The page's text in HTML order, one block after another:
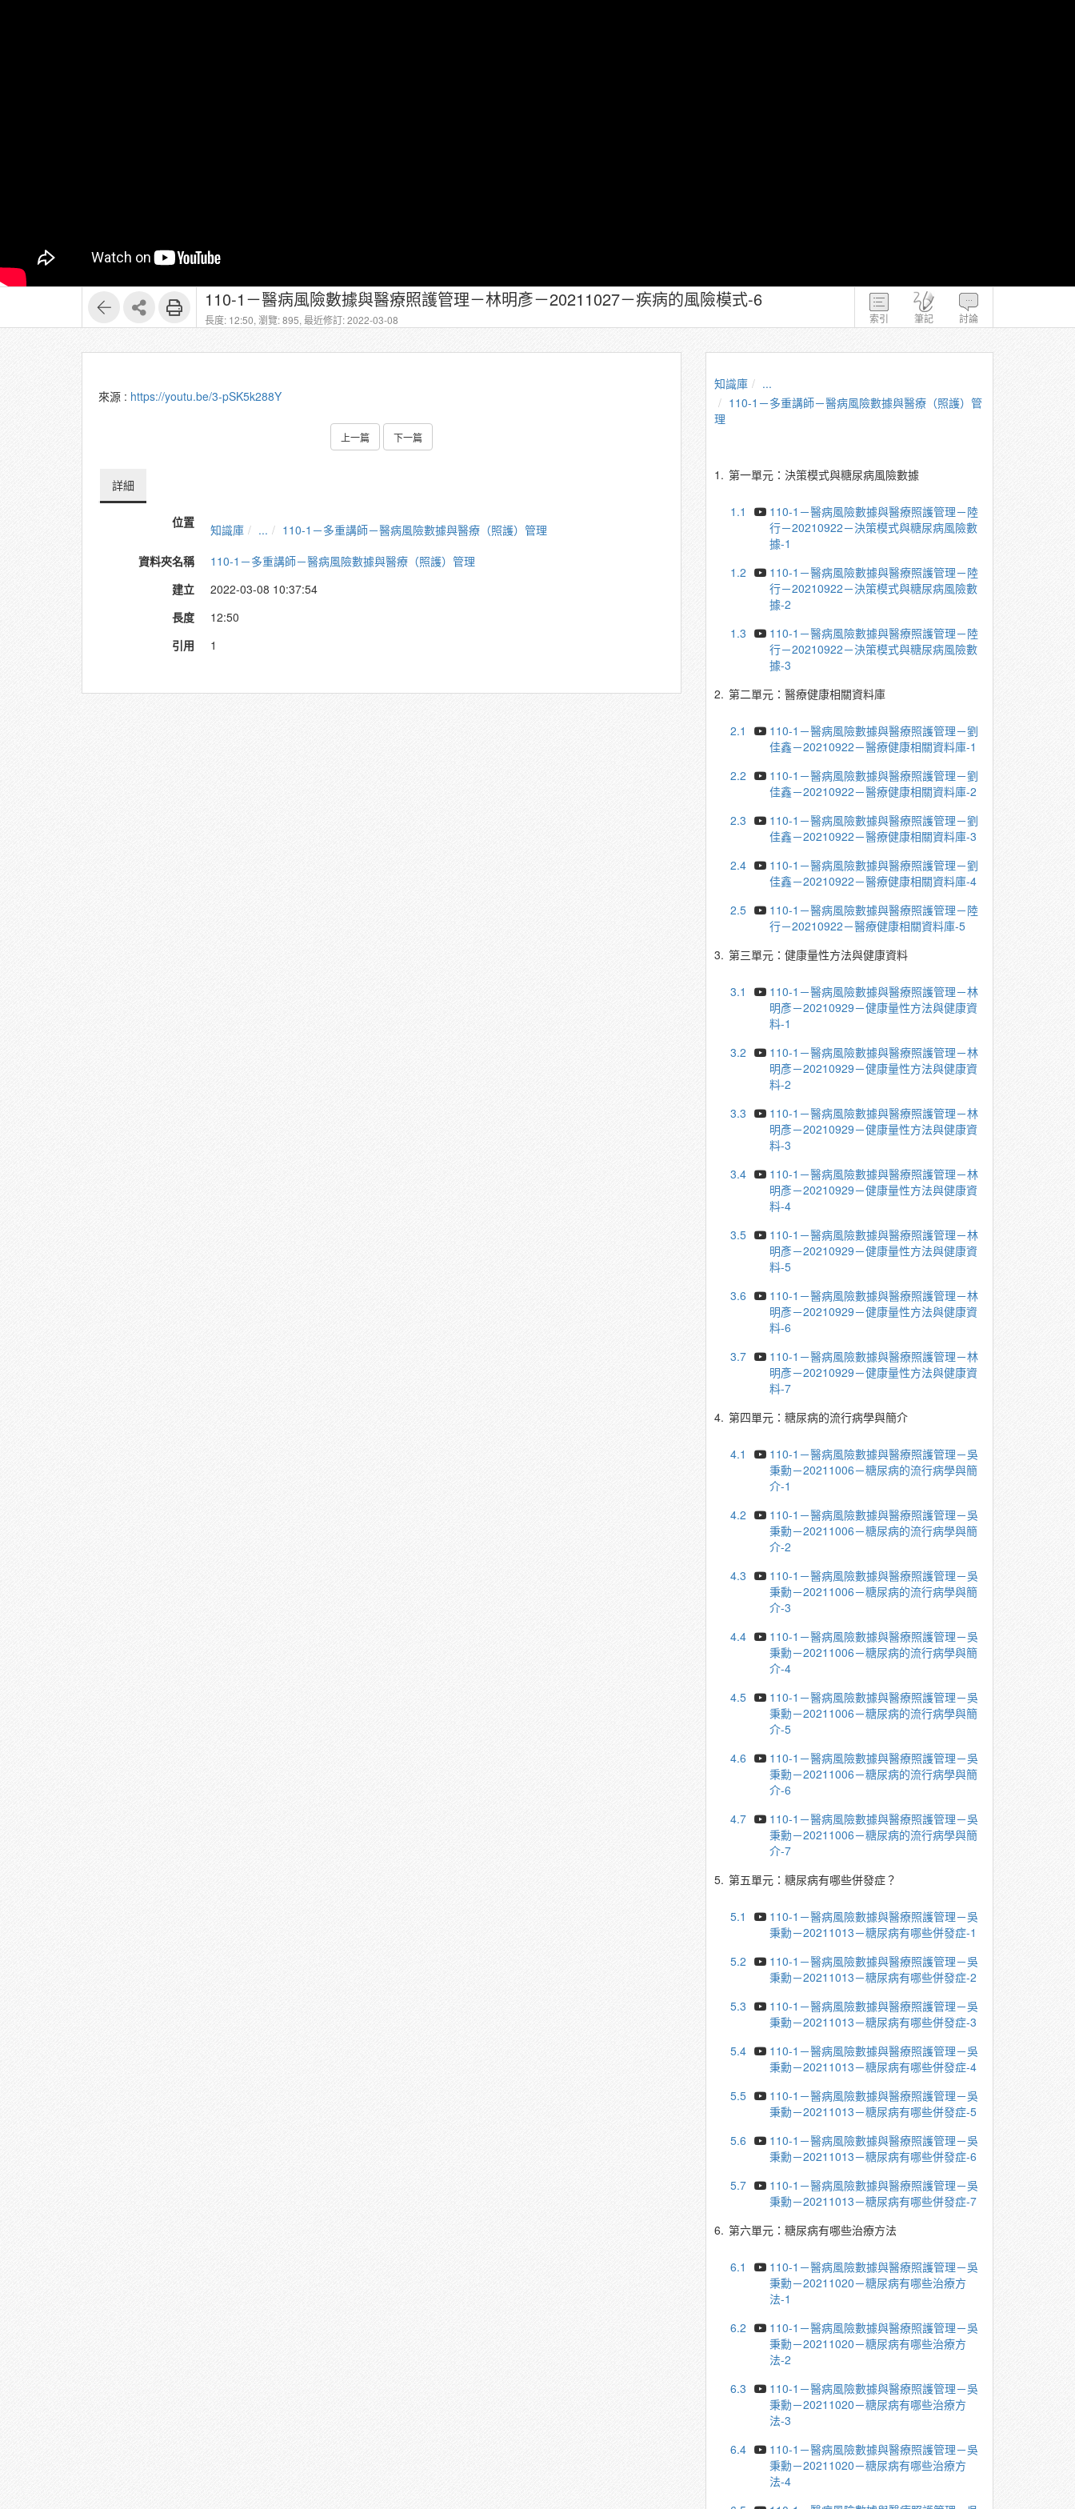
索引 筆記 討論
110-1－醫病風險數據與醫療照護管理－林明彥－20211027－疾病的風險模式-6
長度: 12:50, 瀏覽: 895, 最近修訂: 2022-03-08
來源 : https://youtu.be/3-pSK5k288Y
上一篇 下一篇
詳細
位置 知識庫 ...
110-1－多重講師－醫病風險數據與醫療（照護）管理
資料夾名稱
110-1－多重講師－醫病風險數據與醫療（照護）管理
建立
2022-03-08 10:37:54
長度
12:50
引用
1
知識庫
...
110-1－多重講師－醫病風險數據與醫療（照護）管
理
1. 第一單元：決策模式與糖尿病風險數據
1.1
110-1－醫病風險數據與醫療照護管理－陸
行－20210922－決策模式與糖尿病風險數
據-1
1.2
110-1－醫病風險數據與醫療照護管理－陸
行－20210922－決策模式與糖尿病風險數
據-2
1.3
110-1－醫病風險數據與醫療照護管理－陸
行－20210922－決策模式與糖尿病風險數
據-3
2. 第二單元：醫療健康相關資料庫
2.1
110-1－醫病風險數據與醫療照護管理－劉
佳鑫－20210922－醫療健康相關資料庫-1
2.2
110-1－醫病風險數據與醫療照護管理－劉
佳鑫－20210922－醫療健康相關資料庫-2
2.3
110-1－醫病風險數據與醫療照護管理－劉
佳鑫－20210922－醫療健康相關資料庫-3
2.4
110-1－醫病風險數據與醫療照護管理－劉
佳鑫－20210922－醫療健康相關資料庫-4
2.5
110-1－醫病風險數據與醫療照護管理－陸
行－20210922－醫療健康相關資料庫-5
3. 第三單元：健康量性方法與健康資料
3.1
110-1－醫病風險數據與醫療照護管理－林
明彥－20210929－健康量性方法與健康資
料-1
3.2
110-1－醫病風險數據與醫療照護管理－林
明彥－20210929－健康量性方法與健康資
料-2
3.3
110-1－醫病風險數據與醫療照護管理－林
明彥－20210929－健康量性方法與健康資
料-3
3.4
110-1－醫病風險數據與醫療照護管理－林
明彥－20210929－健康量性方法與健康資
料-4
3.5
110-1－醫病風險數據與醫療照護管理－林
明彥－20210929－健康量性方法與健康資
料-5
3.6
110-1－醫病風險數據與醫療照護管理－林
明彥－20210929－健康量性方法與健康資
料-6
3.7
110-1－醫病風險數據與醫療照護管理－林
明彥－20210929－健康量性方法與健康資
料-7
4. 第四單元：糖尿病的流行病學與簡介
4.1
110-1－醫病風險數據與醫療照護管理－吳
秉勳－20211006－糖尿病的流行病學與簡
介-1
4.2
110-1－醫病風險數據與醫療照護管理－吳
秉勳－20211006－糖尿病的流行病學與簡
介-2
4.3
110-1－醫病風險數據與醫療照護管理－吳
秉勳－20211006－糖尿病的流行病學與簡
介-3
4.4
110-1－醫病風險數據與醫療照護管理－吳
秉勳－20211006－糖尿病的流行病學與簡
介-4
4.5
110-1－醫病風險數據與醫療照護管理－吳
秉勳－20211006－糖尿病的流行病學與簡
介-5
4.6
110-1－醫病風險數據與醫療照護管理－吳
秉勳－20211006－糖尿病的流行病學與簡
介-6
4.7
110-1－醫病風險數據與醫療照護管理－吳
秉勳－20211006－糖尿病的流行病學與簡
介-7
5. 第五單元：糖尿病有哪些併發症？
5.1
110-1－醫病風險數據與醫療照護管理－吳
秉勳－20211013－糖尿病有哪些併發症-1
5.2
110-1－醫病風險數據與醫療照護管理－吳
秉勳－20211013－糖尿病有哪些併發症-2
5.3
110-1－醫病風險數據與醫療照護管理－吳
秉勳－20211013－糖尿病有哪些併發症-3
5.4
110-1－醫病風險數據與醫療照護管理－吳
秉勳－20211013－糖尿病有哪些併發症-4
5.5
110-1－醫病風險數據與醫療照護管理－吳
秉勳－20211013－糖尿病有哪些併發症-5
5.6
110-1－醫病風險數據與醫療照護管理－吳
秉勳－20211013－糖尿病有哪些併發症-6
5.7
110-1－醫病風險數據與醫療照護管理－吳
秉勳－20211013－糖尿病有哪些併發症-7
6. 第六單元：糖尿病有哪些治療方法
6.1
110-1－醫病風險數據與醫療照護管理－吳
秉勳－20211020－糖尿病有哪些治療方
法-1
6.2
110-1－醫病風險數據與醫療照護管理－吳
秉勳－20211020－糖尿病有哪些治療方
法-2
6.3
110-1－醫病風險數據與醫療照護管理－吳
秉勳－20211020－糖尿病有哪些治療方
法-3
6.4
110-1－醫病風險數據與醫療照護管理－吳
秉勳－20211020－糖尿病有哪些治療方
法-4